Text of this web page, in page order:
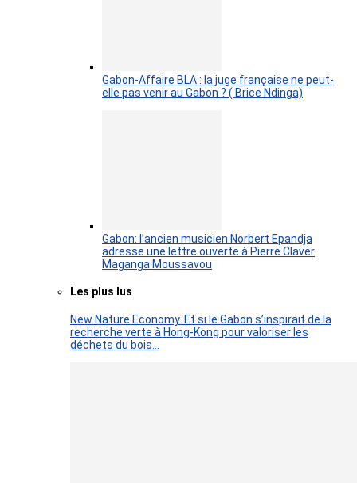
Gabon-Affaire BLA : la juge française ne peut-
elle pas venir au Gabon ? ( Brice Ndinga)
Gabon: l’ancien musicien Norbert Epandja
adresse une lettre ouverte à Pierre Claver
Maganga Moussavou
Les plus lus
New Nature Economy. Et si le Gabon s’inspirait de la
recherche verte à Hong-Kong pour valoriser les
déchets du bois…